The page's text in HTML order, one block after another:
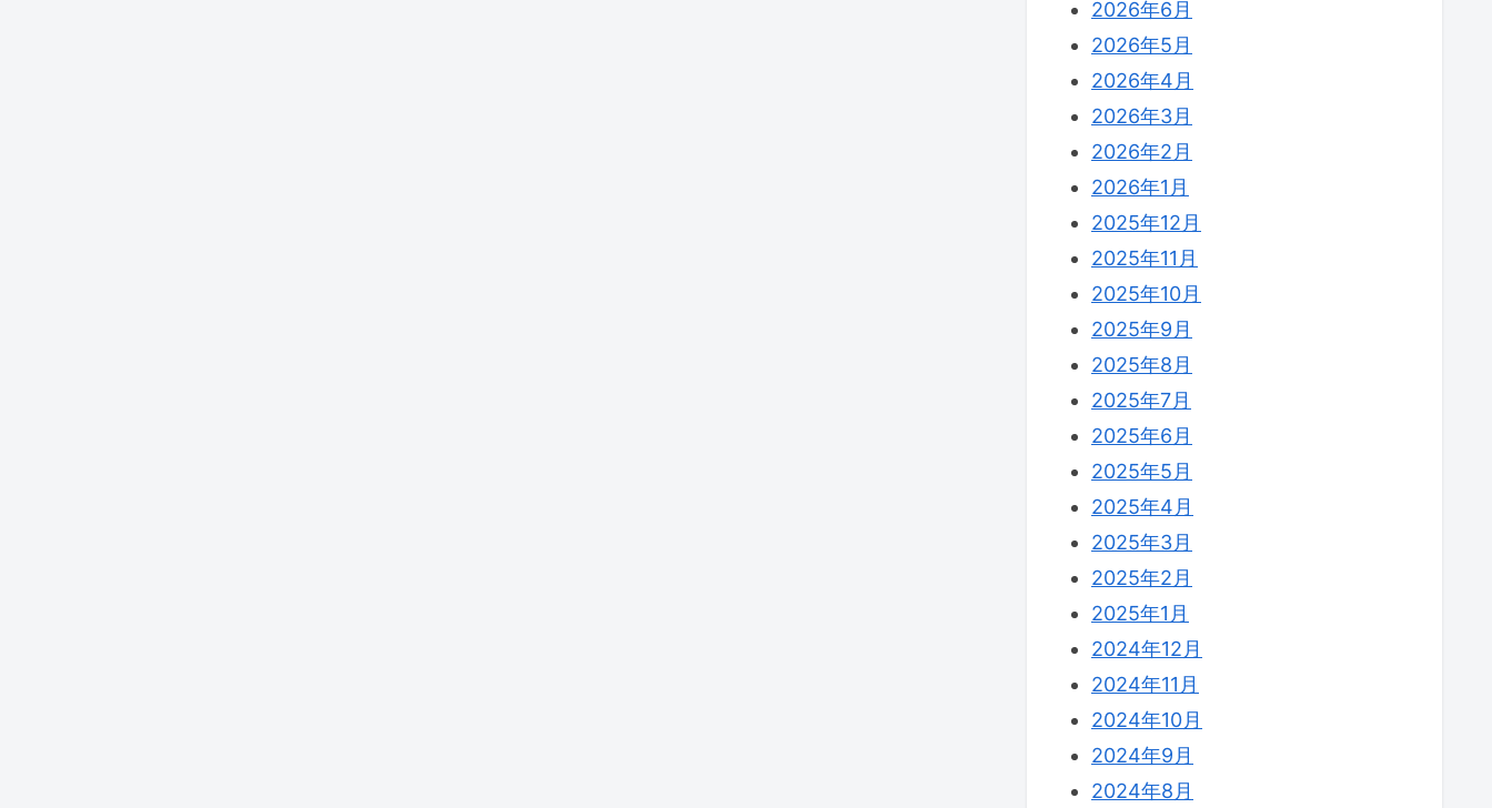
2026年6月
2026年5月
2026年4月
2026年3月
2026年2月
2026年1月
2025年12月
2025年11月
2025年10月
2025年9月
2025年8月
2025年7月
2025年6月
2025年5月
2025年4月
2025年3月
2025年2月
2025年1月
2024年12月
2024年11月
2024年10月
2024年9月
2024年8月